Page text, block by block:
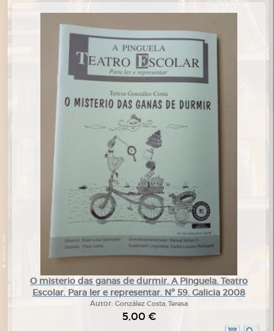
O misterio das ganas de durmir. A Pinguela. Teatro
Escolar. Para ler e representar. Nº 59. Galicia 2008
Autor: González Costa, Teresa
5,00 €